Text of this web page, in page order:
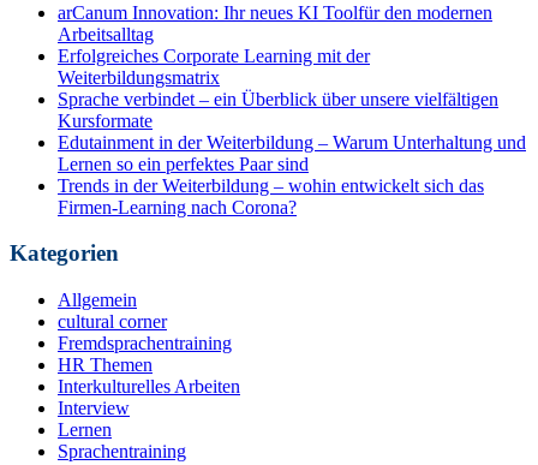
arCanum Innovation: Ihr neues KI Toolfür den modernen
Arbeitsalltag
Erfolgreiches Corporate Learning mit der
Weiterbildungsmatrix
Sprache verbindet – ein Überblick über unsere vielfältigen
Kursformate
Edutainment in der Weiterbildung – Warum Unterhaltung und
Lernen so ein perfektes Paar sind
Trends in der Weiterbildung – wohin entwickelt sich das
Firmen-Learning nach Corona?
Kategorien
Allgemein
cultural corner
Fremdsprachentraining
HR Themen
Interkulturelles Arbeiten
Interview
Lernen
Sprachentraining